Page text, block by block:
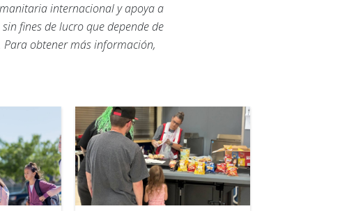
internacional y apoya a
fines de lucro que depende de
obtener más información,